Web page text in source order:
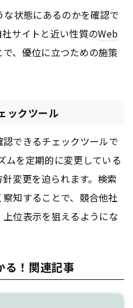
な状態にあるのかを確認で
サイトと近い性質のWeb
、優位に立つための施策
ックツール
できるチェックツールで
ムを定期的に変更している
変更を迫られます。検索
知することで、競合他社
位表示を狙えるようにな
る！関連記事